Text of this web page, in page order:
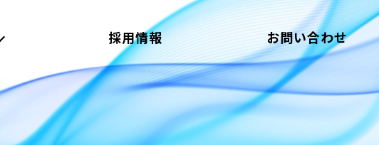
採用情報 お問い合わせ